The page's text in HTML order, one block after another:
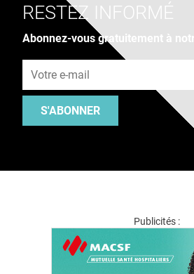
RESTEZ INFORMÉ
Abonnez-vous gratuitement à
S'ABONNER
Publicités :